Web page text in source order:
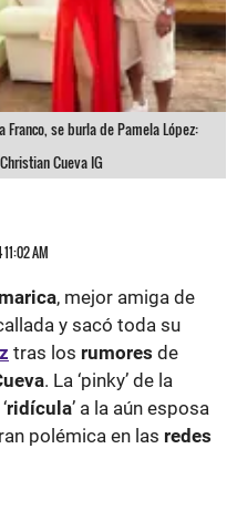
se burla de Pamela López:
Cueva IG
AM
, mejor amiga de
y sacó toda su
tras los rumores de
. La ‘pinky’ de la
ridícula’ a la aún esposa
polémica en las redes